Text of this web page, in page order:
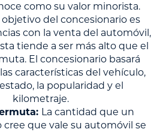
como su valor minorista.
del concesionario es
con la venta del automóvil,
tiende a ser más alto que el
El concesionario basará
características del vehículo,
la popularidad y el
kilometraje.
La cantidad que un
cree que vale su automóvil se